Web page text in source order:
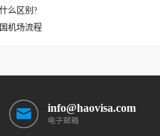
么区别?
机场流程
info@haovisa.com
电子邮箱